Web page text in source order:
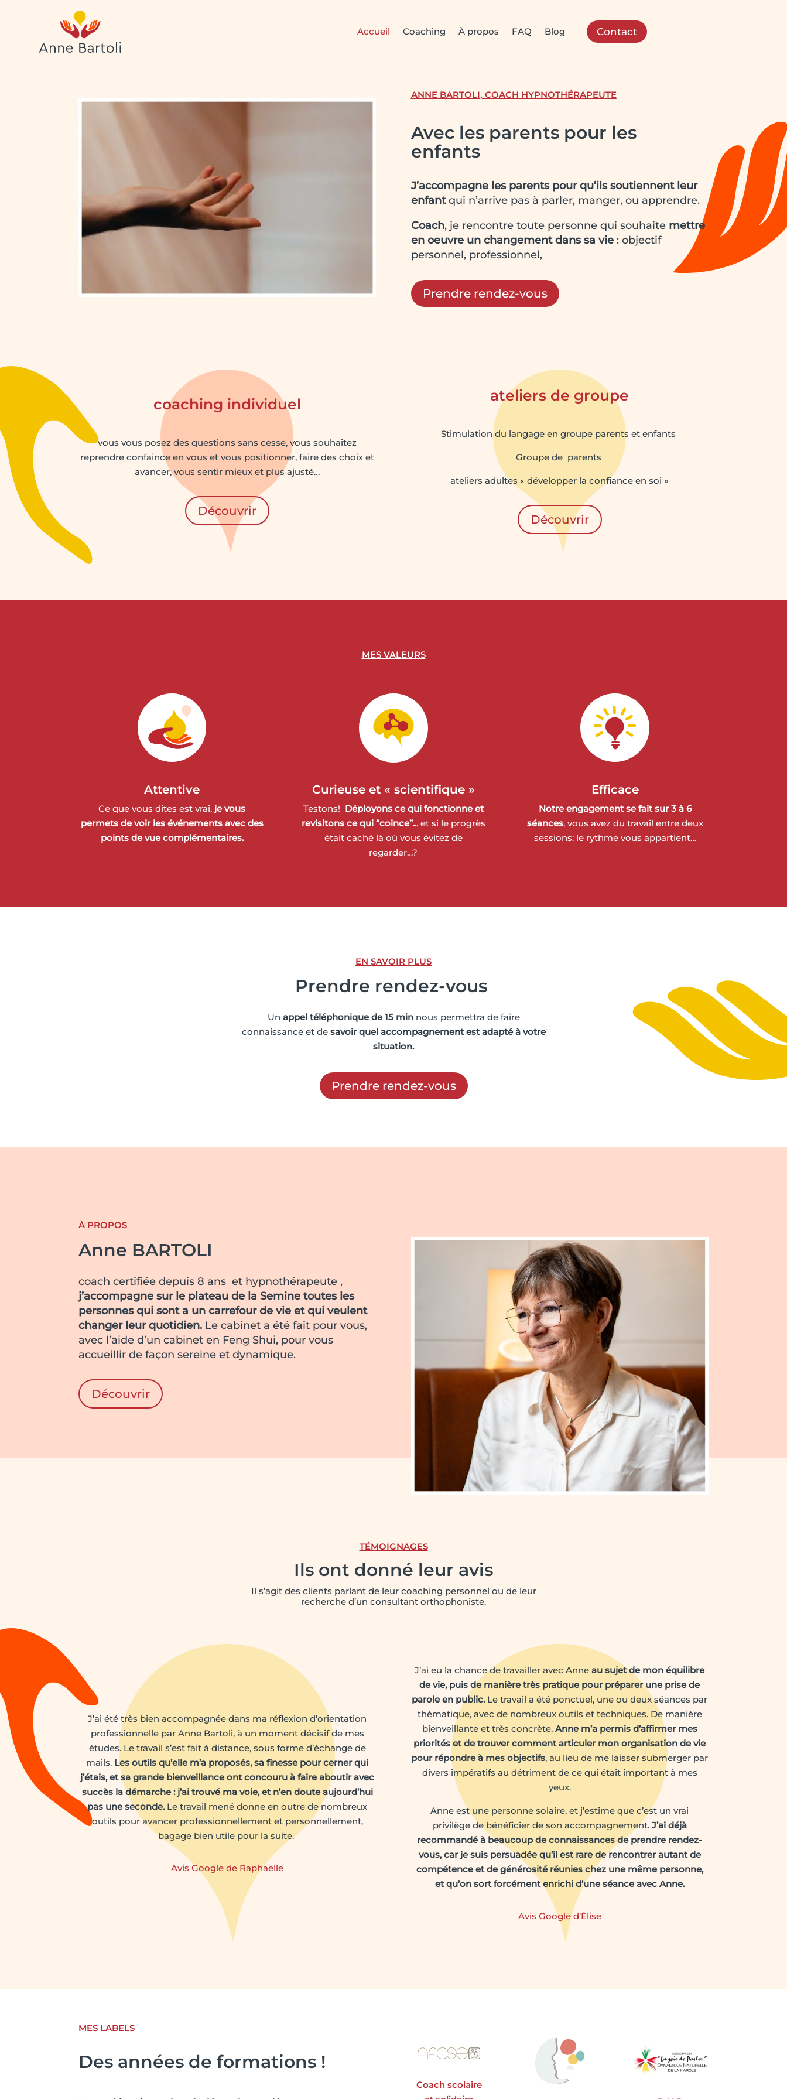
Accueil Coaching À propos FAQ Blog Contact
ANNE BARTOLI, COACH HYPNOTHÉRAPEUTE
Avec les parents pour les
enfants
J’accompagne les parents pour qu’ils soutiennent leur
enfantqui n’arrive pas à parler, manger, ou apprendre.
Coach, je rencontre toute personne qui souhaite mettre
en oeuvre un changement dans sa vie : objectif
personnel, professionnel,
Prendre rendez-vous
coaching individuel
vous vous posez des questions sans cesse, vous souhaitez
reprendre confaince en vous et vous positionner, faire des choix et
avancer, vous sentir mieux et plus ajusté…
Découvrir
ateliers de groupe
Stimulation du langage en groupe parents et enfants
Groupe de parents
ateliers adultes « développer la confiance en soi »
Découvrir
MES VALEURS
Attentive
Ce que vous dites est vrai, je vous
permets de voir les événements avec des
points de vue complémentaires.
Curieuse et « scientifique »
Testons! Déployons ce qui fonctionne et
revisitons ce qui “coince”... et si le progrès
était caché là où vous évitez de
regarder…?
Efficace
Notre engagement se fait sur 3 à 6
séances, vous avez du travail entre deux
sessions: le rythme vous appartient…
EN SAVOIR PLUS
Prendre rendez-vous
Un appel téléphonique de 15 minnous permettra de faire
connaissance et de savoir quel accompagnement est adapté à votre
situation.
Prendre rendez-vous
À PROPOS
Anne BARTOLI
coach certifiée depuis 8 ans et hypnothérapeute ,
j’accompagne sur le plateau de la Semine toutes les
personnes qui sont a un carrefour de vie et qui veulent
changer leur quotidien. Le cabinet a été fait pour vous,
avec l’aide d’un cabinet en Feng Shui, pour vous
accueillir de façon sereine et dynamique.
Découvrir
TÉMOIGNAGES
Ils ont donné leur avis
Il s’agit des clients parlant de leur coaching personnel ou de leur
recherche d’un consultant orthophoniste.
J’ai été très bien accompagnée dans ma réflexion d’orientation
professionnelle par Anne Bartoli, à un moment décisif de mes
études. Le travail s’est fait à distance, sous forme d’échange de
mails. Les outils qu’elle m’a proposés, sa finesse pour cerner qui
j’étais, et sa grande bienveillance ont concouru à faire aboutir avec
succès la démarche : j’ai trouvé ma voie, et n’en doute aujourd’hui
pas une seconde.Le travail mené donne en outre de nombreux
outils pour avancer professionnellement et personnellement,
bagage bien utile pour la suite.
Avis Google de Raphaelle
J’ai eu la chance de travailler avec Anneau sujet de mon équilibre
de vie, puis de manière très pratique pour préparer une prise de
parole en public.Le travail a été ponctuel, une ou deux séances par
thématique, avec de nombreux outils et techniques. De manière
bienveillante et très concrète, Anne m’a permis d’affirmer mes
priorités et de trouver comment articuler mon organisation de vie
pour répondre à mes objectifs, au lieu de me laisser submerger par
divers impératifs au détriment de ce qui était important à mes
yeux.
Anne est une personne solaire, et j’estime que c’est un vrai
privilège de bénéficier de son accompagnement. J’ai déjà
recommandé à beaucoup de connaissances de prendre rendez-
vous, car je suis persuadée qu’il est rare de rencontrer autant de
compétence et de générosité réunies chez une même personne,
et qu’on sort forcément enrichi d’une séance avec Anne.
Avis Google d’Élise
MES LABELS
Des années de formations !
Coach scolaire